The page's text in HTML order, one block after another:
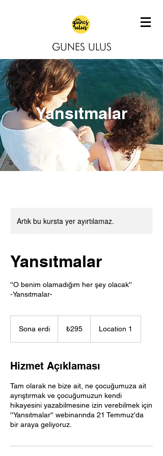
GUNES ULUS
Yansıtmalar
Artık bu kursta yer ayırtılamaz.
Yansıtmalar
''O benim olamadığım her şey olacak''
-Yansıtmalar-
Sona erdi
e
d
i
Türk
lirası₺295 Location 1
Hizmet Açıklaması
Tam olarak ne bize ait, ne çocuğumuza ait
ayrıştırmak ve çocuğumuzun kendi
hikayesini yazabilmesine izin verebilmek için
''Yansıtmalar'' webinarında 21 Temmuz'da
bir araya geliyoruz.